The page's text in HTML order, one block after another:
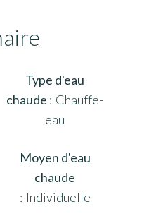
Type d'eau
chaude
Chauffe-
eau
Moyen d'eau
chaude
Individuelle